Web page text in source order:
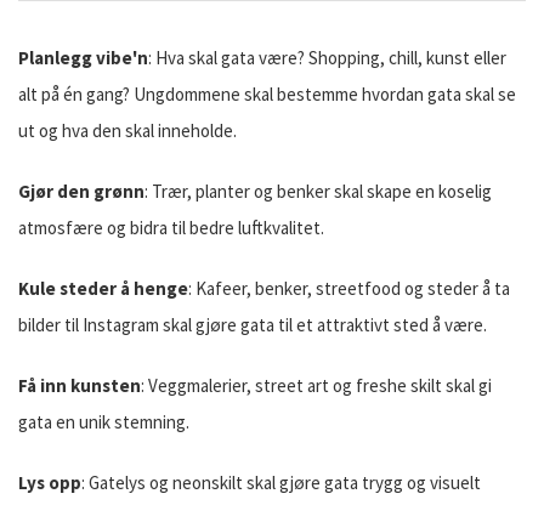
Planlegg vibe'n: Hva skal gata være? Shopping, chill, kunst eller
alt på én gang? Ungdommene skal bestemme hvordan gata skal se
ut og hva den skal inneholde.
Gjør den grønn: Trær, planter og benker skal skape en koselig
atmosfære og bidra til bedre luftkvalitet.
Kule steder å henge: Kafeer, benker, streetfood og steder å ta
bilder til Instagram skal gjøre gata til et attraktivt sted å være.
Få inn kunsten: Veggmalerier, street art og freshe skilt skal gi
gata en unik stemning.
Lys opp: Gatelys og neonskilt skal gjøre gata trygg og visuelt